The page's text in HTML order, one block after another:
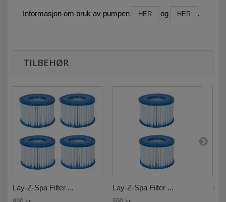
Informasjon om bruk av pumpen HER og HER .
TILBEHØR
Lay-Z-Spa Filter ... Lay-Z-Spa Filter ...